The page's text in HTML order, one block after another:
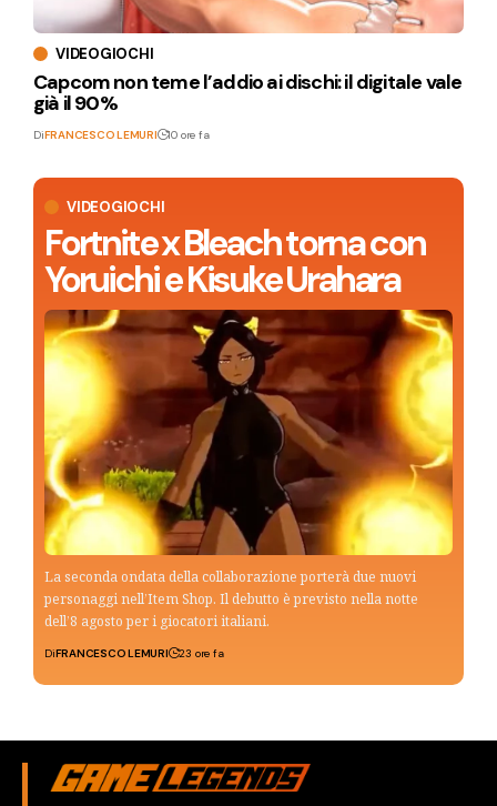
VIDEOGIOCHI
Fortnite x Bleach torna con
Yoruichi e Kisuke Urahara
La seconda ondata della collaborazione porterà due nuovi
personaggi nell’Item Shop. Il debutto è previsto nella notte
dell’8 agosto per i giocatori italiani.
DiFRANCESCO LEMURI 23 ore fa
VIDEOGIOCHI
Capcom non teme l’addio ai dischi: il digitale vale
già il 90%
DiFRANCESCO LEMURI 10 ore fa